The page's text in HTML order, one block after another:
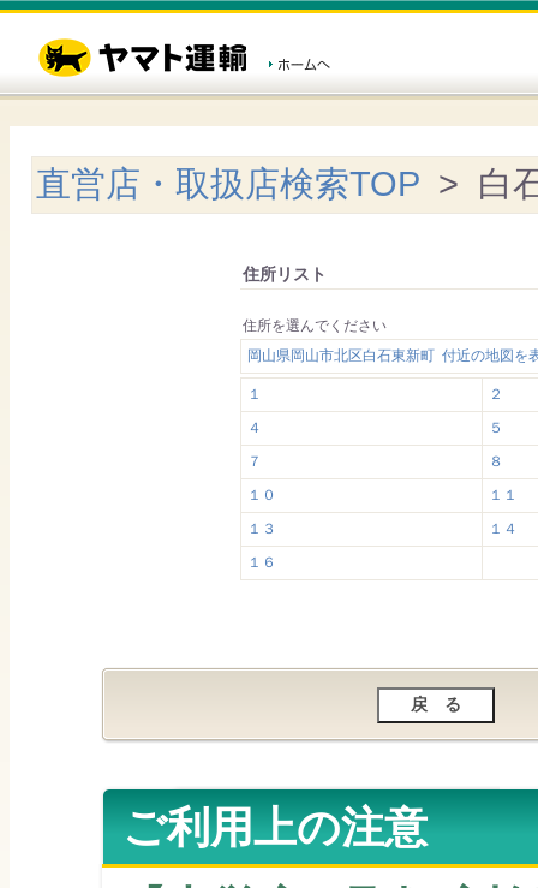
直営店・取扱店検索TOP > 白
住所リスト
住所を選んでください
岡山県岡山市北区白石東新町 付近の地図を
１
２
４
５
７
８
１０
１１
１３
１４
１６
ご利用上の注意